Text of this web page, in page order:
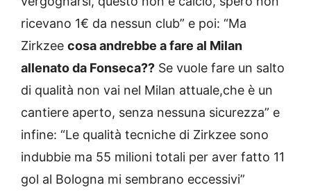
ricevano 1€ da nessun club” e poi: “Ma
Zirkzee cosa andrebbe a fare al Milan
allenato da Fonseca?? Se vuole fare un salto
di qualità non vai nel Milan attuale,che è un
cantiere aperto, senza nessuna sicurezza” e
infine: “Le qualità tecniche di Zirkzee sono
indubbie ma 55 milioni totali per aver fatto 11
gol al Bologna mi sembrano eccessivi”